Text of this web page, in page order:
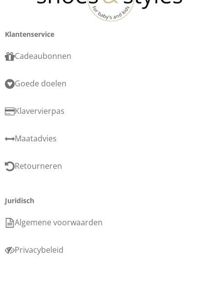
Klantenservice
Cadeaubonnen
Goede doelen
Klavervierpas
Maatadvies
Retourneren
Juridisch
Algemene voorwaarden
Privacybeleid